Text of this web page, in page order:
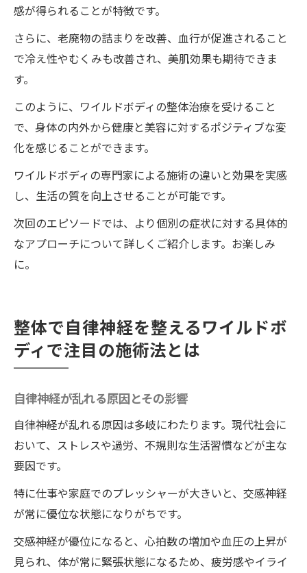
感が得られることが特徴です。
さらに、老廃物の詰まりを改善、血行が促進されること
で冷え性やむくみも改善され、美肌効果も期待できま
す。
このように、ワイルドボディの整体治療を受けること
で、身体の内外から健康と美容に対するポジティブな変
化を感じることができます。
ワイルドボディの専門家による施術の違いと効果を実感
し、生活の質を向上させることが可能です。
次回のエピソードでは、より個別の症状に対する具体的
なアプローチについて詳しくご紹介します。お楽しみ
に。
整体で自律神経を整えるワイルドボ
ディで注目の施術法とは
自律神経が乱れる原因とその影響
自律神経が乱れる原因は多岐にわたります。現代社会に
おいて、ストレスや過労、不規則な生活習慣などが主な
要因です。
特に仕事や家庭でのプレッシャーが大きいと、交感神経
が常に優位な状態になりがちです。
交感神経が優位になると、心拍数の増加や血圧の上昇が
見られ、体が常に緊張状態になるため、疲労感やイライ